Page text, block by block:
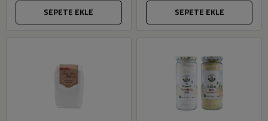
SEPETE EKLE SEPETE EKLE